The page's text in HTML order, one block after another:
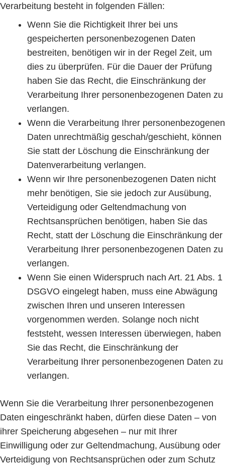
Verarbeitung besteht in folgenden Fällen:
Wenn Sie die Richtigkeit Ihrer bei uns
gespeicherten personenbezogenen Daten
bestreiten, benötigen wir in der Regel Zeit, um
dies zu überprüfen. Für die Dauer der Prüfung
haben Sie das Recht, die Einschränkung der
Verarbeitung Ihrer personenbezogenen Daten zu
verlangen.
Wenn die Verarbeitung Ihrer personenbezogenen
Daten unrechtmäßig geschah/geschieht, können
Sie statt der Löschung die Einschränkung der
Datenverarbeitung verlangen.
Wenn wir Ihre personenbezogenen Daten nicht
mehr benötigen, Sie sie jedoch zur Ausübung,
Verteidigung oder Geltendmachung von
Rechtsansprüchen benötigen, haben Sie das
Recht, statt der Löschung die Einschränkung der
Verarbeitung Ihrer personenbezogenen Daten zu
verlangen.
Wenn Sie einen Widerspruch nach Art. 21 Abs. 1
DSGVO eingelegt haben, muss eine Abwägung
zwischen Ihren und unseren Interessen
vorgenommen werden. Solange noch nicht
feststeht, wessen Interessen überwiegen, haben
Sie das Recht, die Einschränkung der
Verarbeitung Ihrer personenbezogenen Daten zu
verlangen.
Wenn Sie die Verarbeitung Ihrer personenbezogenen
Daten eingeschränkt haben, dürfen diese Daten – von
ihrer Speicherung abgesehen – nur mit Ihrer
Einwilligung oder zur Geltendmachung, Ausübung oder
Verteidigung von Rechtsansprüchen oder zum Schutz